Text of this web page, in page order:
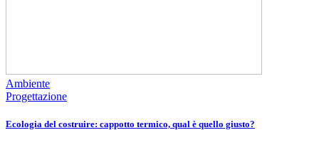
Ambiente
Progettazione
Ecologia del costruire: cappotto termico, qual è quello giusto?